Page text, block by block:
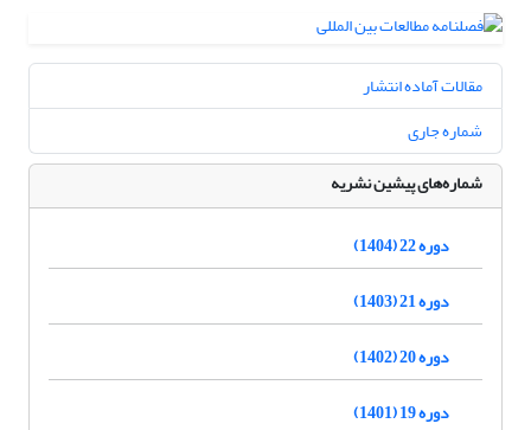
مقالات آماده انتشار
شماره جاری
شماره‌های پیشین نشریه
دوره 22 (1404)
دوره 21 (1403)
دوره 20 (1402)
دوره 19 (1401)